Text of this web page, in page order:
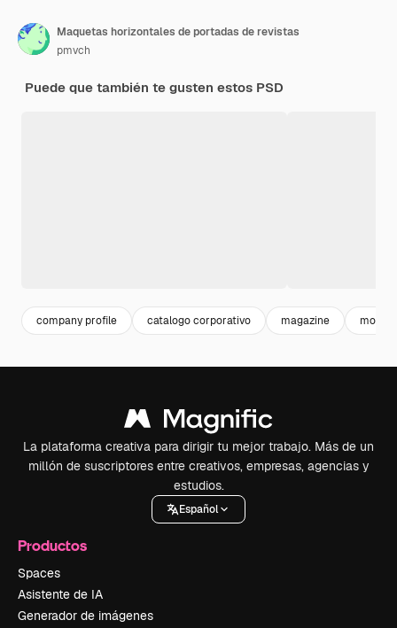
Maquetas horizontales de portadas de revistas
pmvch
Puede que también te gusten estos PSD
company profile catalogo corporativo magazine
La plataforma creativa para dirigir tu mejor trabajo. Más de un
millón de suscriptores entre creativos, empresas, agencias y
estudios.
Español
Productos
Spaces
Asistente de IA
Generador de imágenes